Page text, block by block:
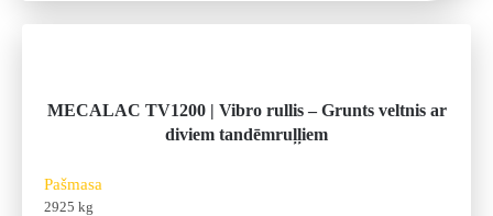
MECALAC TV1200 | Vibro rullis – Grunts veltnis ar
diviem tandēmruļļiem
Pašmasa
2925 kg